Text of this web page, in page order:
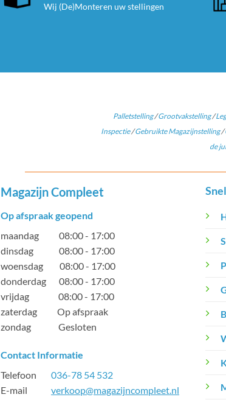
Wij (De)Monteren uw stellingen
Palletstelling/Grootvakstelling/
Inspectie/Gebruikte Magazijnstelling/
de
Magazijn Compleet
Op afspraak geopend
maandag 08:00 - 17:00
dinsdag 08:00 - 17:00
woensdag 08:00 - 17:00
donderdag 08:00 - 17:00
vrijdag 08:00 - 17:00
zaterdag Op afspraak
zondag Gesloten
Contact Informatie
Telefoon 036-78 54 532
E-mail verkoop@magazijncompleet.nl